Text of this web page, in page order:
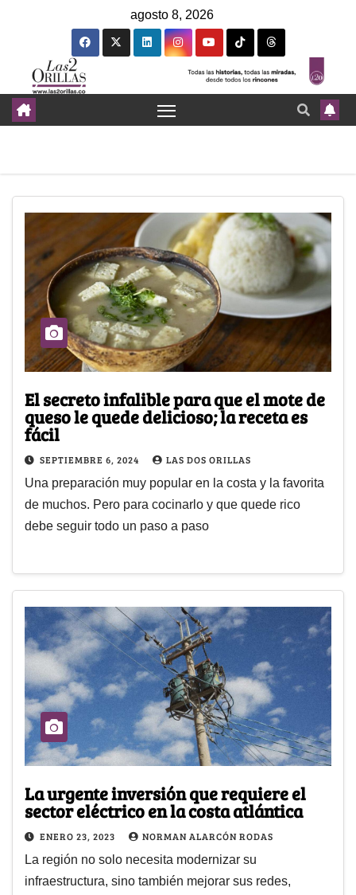
agosto 8, 2026
El secreto infalible para que el mote de
queso le quede delicioso; la receta es
fácil
SEPTIEMBRE 6, 2024 LAS DOS ORILLAS
Una preparación muy popular en la costa y la favorita
de muchos. Pero para cocinarlo y que quede rico
debe seguir todo un paso a paso
La urgente inversión que requiere el
sector eléctrico en la costa atlántica
ENERO 23, 2023 NORMAN ALARCÓN RODAS
La región no solo necesita modernizar su
infraestructura, sino también mejorar sus redes,